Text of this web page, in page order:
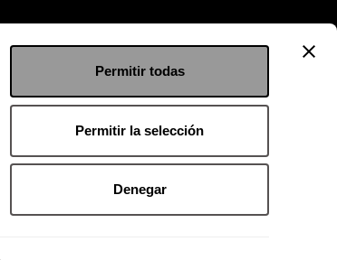
Permitir todas
Permitir la selección
Denegar